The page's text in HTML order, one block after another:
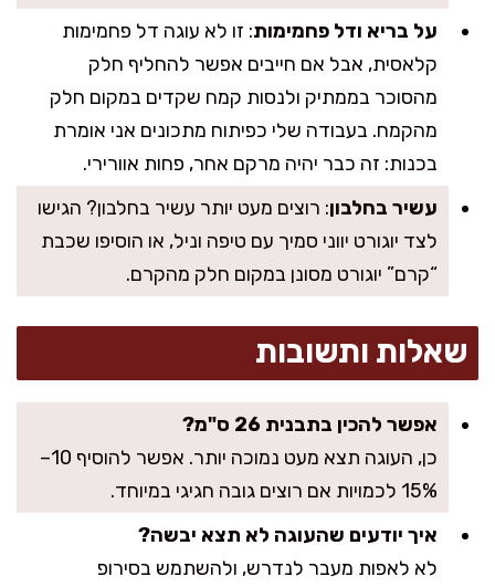
על בריא ודל פחמימות: זו לא עוגה דל פחמימות
קלאסית, אבל אם חייבים אפשר להחליף חלק
מהסוכר בממתיק ולנסות קמח שקדים במקום חלק
מהקמח. בעבודה שלי כפיתוח מתכונים אני אומרת
בכנות: זה כבר יהיה מרקם אחר, פחות אוורירי.
עשיר בחלבון: רוצים מעט יותר עשיר בחלבון? הגישו
לצד יוגורט יווני סמיך עם טיפה וניל, או הוסיפו שכבת
“קרם” יוגורט מסונן במקום חלק מהקרם.
שאלות ותשובות
אפשר להכין בתבנית 26 ס"מ?
כן, העוגה תצא מעט נמוכה יותר. אפשר להוסיף 10–
15% לכמויות אם רוצים גובה חגיגי במיוחד.
איך יודעים שהעוגה לא תצא יבשה?
לא לאפות מעבר לנדרש, ולהשתמש בסירופ